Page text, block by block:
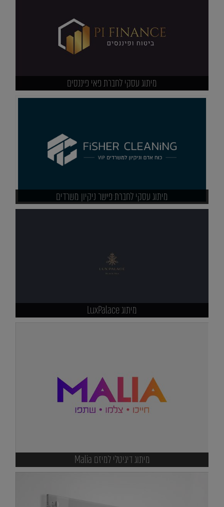
מיתוג עסקי לחברת פאי פיננסים
מיתוג עסקי לחברת פישר ניקיון משרדים
מיתוג LuxPalace
מיתוג דיגיטלי למיזם Malia